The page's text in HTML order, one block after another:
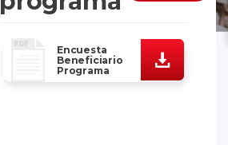
Encuesta
Beneficiario
Programa